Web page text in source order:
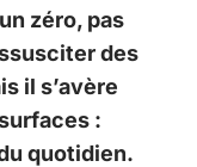
zéro, pas
des
il s’avère
:
quotidien.